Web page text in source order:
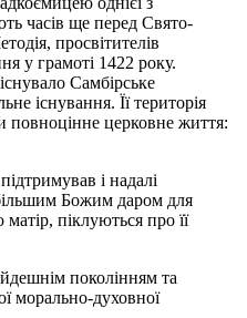
часів ще перед Свято-
просвітителів
у грамоті 1422 року.
Самбірське
існування. Її територія
повноцінне церковне життя:
і надалі
Божим даром для
піклуються про її
поколінням та
морально-духовної